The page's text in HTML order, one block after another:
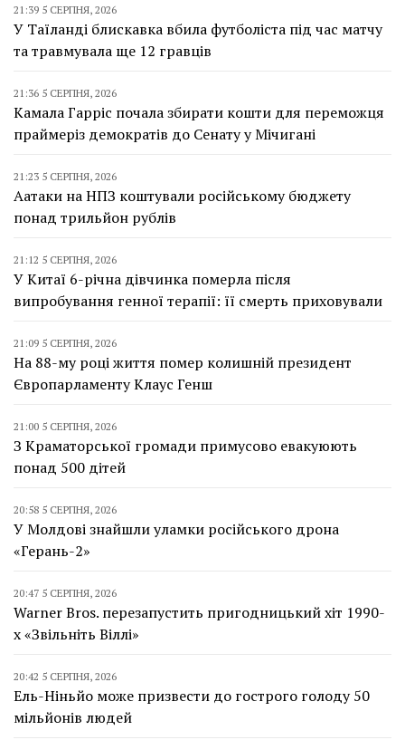
21:39 5 СЕРПНЯ, 2026
У Таїланді блискавка вбила футболіста під час матчу
та травмувала ще 12 гравців
21:36 5 СЕРПНЯ, 2026
Камала Гарріс почала збирати кошти для переможця
праймеріз демократів до Сенату у Мічигані
21:23 5 СЕРПНЯ, 2026
Аатаки на НПЗ коштували російському бюджету
понад трильйон рублів
21:12 5 СЕРПНЯ, 2026
У Китаї 6-річна дівчинка померла після
випробування генної терапії: її смерть приховували
21:09 5 СЕРПНЯ, 2026
На 88-му році життя помер колишній президент
Європарламенту Клаус Генш
21:00 5 СЕРПНЯ, 2026
З Краматорської громади примусово евакуюють
понад 500 дітей
20:58 5 СЕРПНЯ, 2026
У Молдові знайшли уламки російського дрона
«Герань-2»
20:47 5 СЕРПНЯ, 2026
Warner Bros. перезапустить пригодницький хіт 1990-
х «Звільніть Віллі»
20:42 5 СЕРПНЯ, 2026
Ель-Ніньйо може призвести до гострого голоду 50
мільйонів людей